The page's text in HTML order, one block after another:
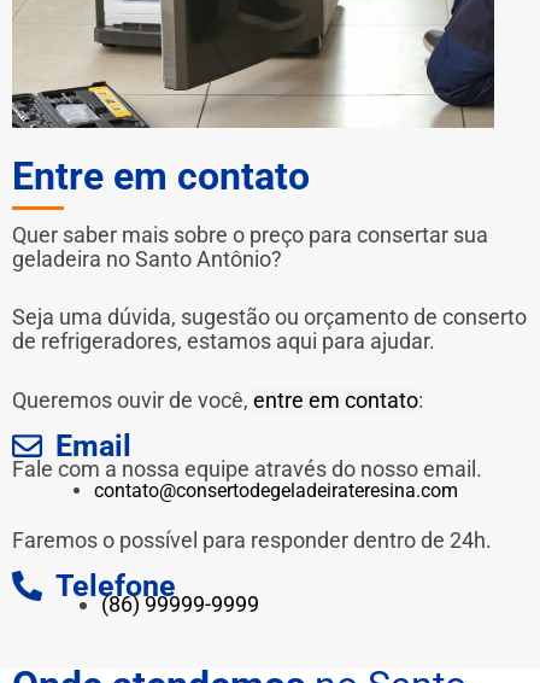
Entre em contato
Quer saber mais sobre o preço para consertar sua
geladeira no Santo Antônio?
Seja uma dúvida, sugestão ou orçamento de conserto
de refrigeradores, estamos aqui para ajudar.
Queremos ouvir de você, entre em contato:
Email
Fale com a nossa equipe através do nosso email.
contato@consertodegeladeirateresina.com
Faremos o possível para responder dentro de 24h.
Telefone
(86) 99999-9999